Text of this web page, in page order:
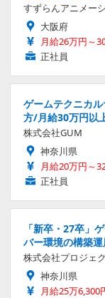
すずらんアニメー
大阪府
月給26万円～
正社員
ゲームテクニカ
方/月給30万円以
株式会社GUM
神奈川県
月給20万円～
正社員
「新卒・27卒」
バー環境の構築
株式会社プロジェ
神奈川県
月給25万6,300